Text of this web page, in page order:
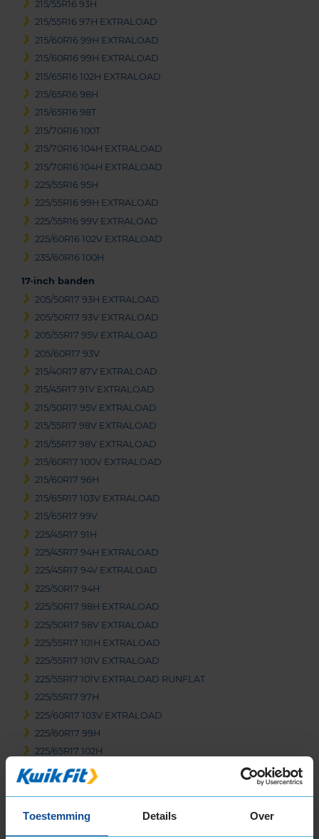
Toestemming Details Over
215/55R16 93H
215/55R16 97H EXTRALOAD
215/60R16 99H EXTRALOAD
215/60R16 99H EXTRALOAD
215/65R16 102H EXTRALOAD
215/65R16 98H
215/65R16 98T
215/70R16 100T
215/70R16 104H EXTRALOAD
215/70R16 104H EXTRALOAD
225/55R16 95H
225/55R16 99H EXTRALOAD
225/55R16 99V EXTRALOAD
225/60R16 102V EXTRALOAD
235/60R16 100H
17-inch banden
205/50R17 93H EXTRALOAD
205/50R17 93V EXTRALOAD
205/55R17 95V EXTRALOAD
205/60R17 93V
215/40R17 87V EXTRALOAD
215/45R17 91V EXTRALOAD
215/50R17 95V EXTRALOAD
215/55R17 98V EXTRALOAD
215/55R17 98V EXTRALOAD
215/60R17 100V EXTRALOAD
215/60R17 96H
215/65R17 103V EXTRALOAD
215/65R17 99V
225/45R17 91H
225/45R17 94H EXTRALOAD
225/45R17 94V EXTRALOAD
225/50R17 94H
225/50R17 98H EXTRALOAD
225/50R17 98V EXTRALOAD
225/55R17 101H EXTRALOAD
225/55R17 101V EXTRALOAD
225/55R17 101V EXTRALOAD RUNFLAT
225/55R17 97H
225/60R17 103V EXTRALOAD
225/60R17 99H
225/65R17 102H
225/65R17 106H EXTRALOAD
235/45R17 97V EXTRALOAD
235/55R17 103V EXTRALOAD